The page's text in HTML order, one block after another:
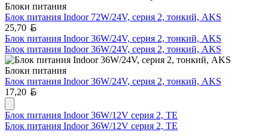
Блоки питания
Блок питания Indoor 72W/24V, серия 2, тонкий, AKS
25,70
Блок питания Indoor 36W/24V, серия 2, тонкий, AKS
Блок питания Indoor 36W/24V, серия 2, тонкий, AKS
Блоки питания
Блок питания Indoor 36W/24V, серия 2, тонкий, AKS
17,20
Блок питания Indoor 36W/12V серия 2, TE
Блок питания Indoor 36W/12V серия 2, TE